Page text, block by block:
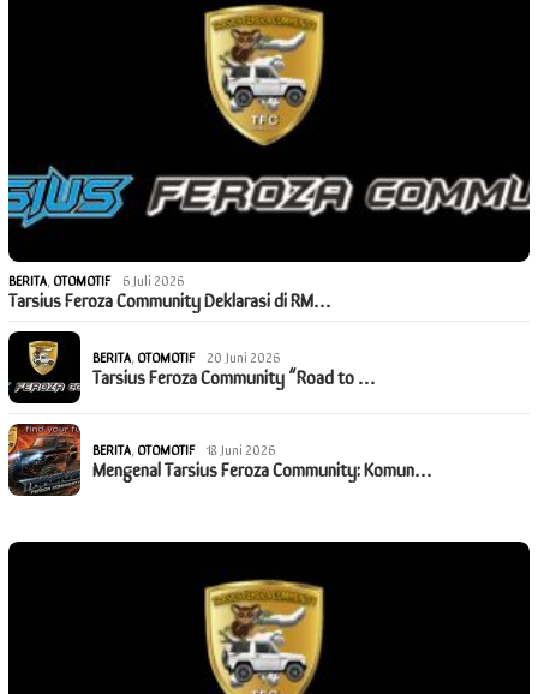
BERITA,OTOMOTIF 6 Juli 2026
Tarsius Feroza Community Deklarasi di RM…
BERITA,OTOMOTIF 20 Juni 2026
Tarsius Feroza Community “Road to …
BERITA,OTOMOTIF 18 Juni 2026
Mengenal Tarsius Feroza Community: Komun…